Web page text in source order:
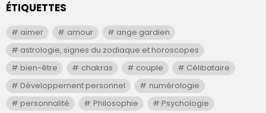
ÉTIQUETTES
aimer amour
ange gardien
astrologie, signes du zodiaque et horoscopes
bien-être
chakras couple
Célibataire
Développement personnel
numérologie
personnalité
Philosophie Psychologie